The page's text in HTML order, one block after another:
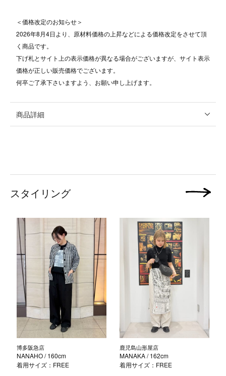
＜価格改定のお知らせ＞
2026年8月4日より、原材料価格の上昇などによる価格改定をさせて頂
く商品です。
下げ札とサイト上の表示価格が異なる場合がございますが、サイト表示
価格が正しい販売価格でございます。
何卒ご了承下さいますよう、お願い申し上げます。
商品詳細
スタイリング
博多阪急店
NANAHO/ 160cm
着用サイズ：FREE
鹿児島山形屋店
MANAKA/ 162cm
着用サイズ：FREE
次の画像